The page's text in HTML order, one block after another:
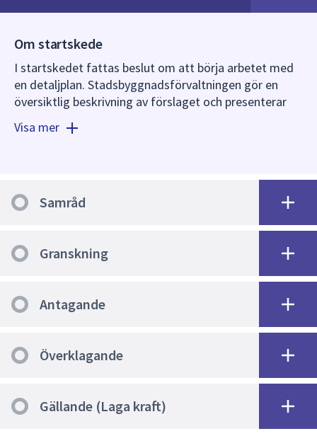
dem.
Om startskede
I startskedet fattas beslut om att börja arbetet med
en detaljplan. Stadsbyggnadsförvaltningen gör en
översiktlig beskrivning av förslaget och presenterar
det för plan- och byggnadsnämnden (PBN). Plan- och
byggnadsnämnden fattar beslut om att påbörja
I samband med ett positivt planbesked fattar plan-
och byggnadsnämnden beslut om att ge
stadsbyggnadsförvaltningen i uppdrag att ta fram ett
förslag till detaljplan. I planbeskedet anges riktlinjer
för den fortsatta planeringen.
Visa mer
Samråd
Granskning
Antagande
Överklagande
Gällande (Laga kraft)